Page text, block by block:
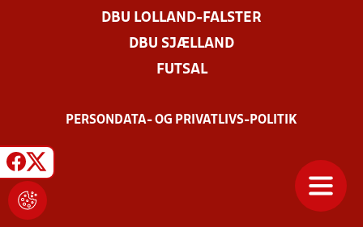
DBU LOLLAND-FALSTER
DBU SJÆLLAND
FUTSAL
PERSONDATA- OG PRIVATLIVS-POLITIK